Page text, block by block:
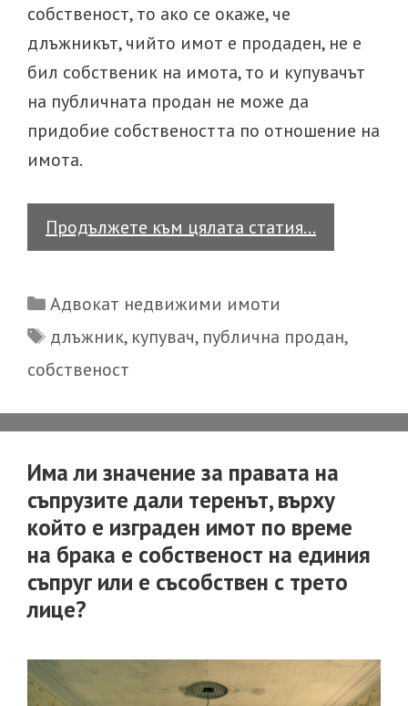
собственост, то ако се окаже, че
длъжникът, чийто имот е продаден, не е
бил собственик на имота, то и купувачът
на публичната продан не може да
придобие собствеността по отношение на
имота.
Продължете към цялата статия…
са
купувач
продан,
се
оказва,
че
е
който
не
Categories
Адвокат недвижими имоти
Tags
длъжник, купувач, публична продан,
собственост
Има ли значение за правата на
съпрузите дали теренът, върху
който е изграден имот по време
на брака е собственост на единия
съпруг или е съсобствен с трето
лице?